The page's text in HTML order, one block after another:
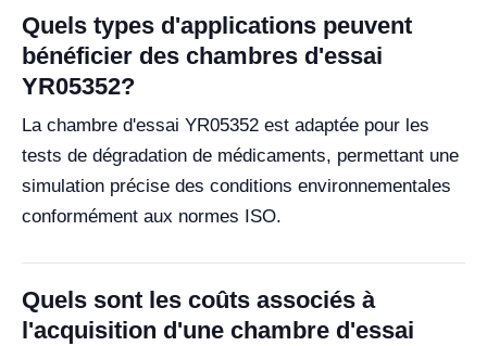
Quels types d'applications peuvent
bénéficier des chambres d'essai
YR05352?
La chambre d'essai YR05352 est adaptée pour les
tests de dégradation de médicaments, permettant une
simulation précise des conditions environnementales
conformément aux normes ISO.
Quels sont les coûts associés à
l'acquisition d'une chambre d'essai